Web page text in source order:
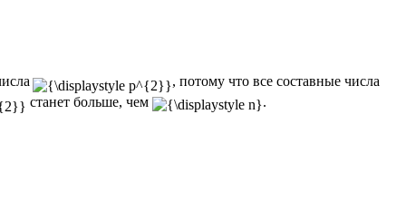
, потому что все составные числа
станет больше, чем
.